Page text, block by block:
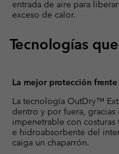
entrada de aire para liberar
exceso de calor.
Tecnologías
La mejor protección
La tecnología OutDry™
dentro y por fuera, gracias
impenetrable con
e hidroabsorbente del
caiga un chaparrón.